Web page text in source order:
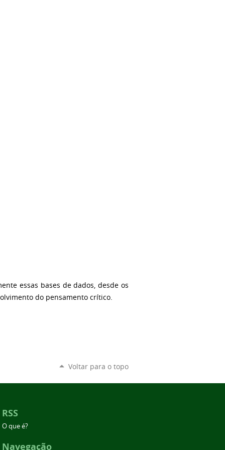
essas bases de dados, desde os
do pensamento crítico.
Voltar para o topo
RSS
O que é?
Navegação